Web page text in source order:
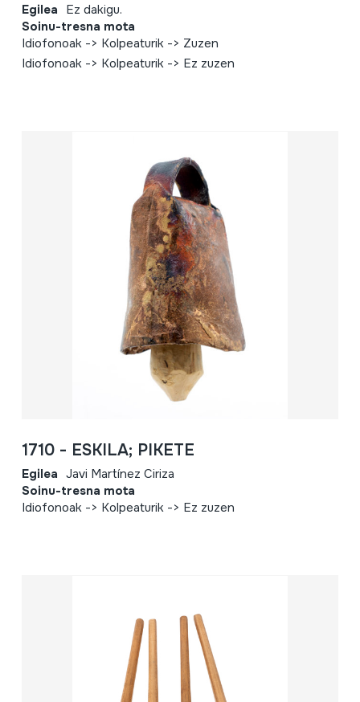
Egilea Ez dakigu.
Soinu-tresna mota
Idiofonoak -> Kolpeaturik -> Zuzen
Idiofonoak -> Kolpeaturik -> Ez zuzen
1710 - ESKILA; PIKETE
Egilea Javi Martínez Ciriza
Soinu-tresna mota
Idiofonoak -> Kolpeaturik -> Ez zuzen